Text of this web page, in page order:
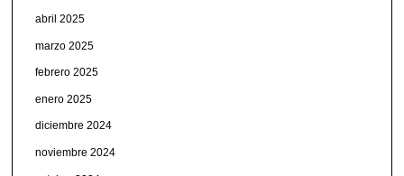
abril 2025
marzo 2025
febrero 2025
enero 2025
diciembre 2024
noviembre 2024